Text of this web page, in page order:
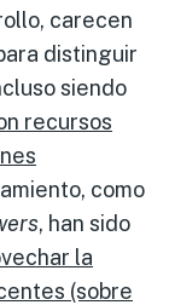
carecen
distinguir
siendo
recursos
como
, han sido
la
(sobre